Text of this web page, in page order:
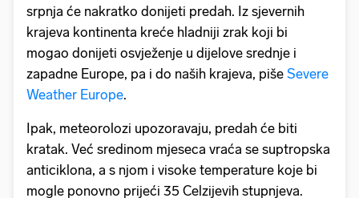
srpnja će nakratko donijeti predah. Iz sjevernih
krajeva kontinenta kreće hladniji zrak koji bi
mogao donijeti osvježenje u dijelove srednje i
zapadne Europe, pa i do naših krajeva, piše Severe
Weather Europe.
Ipak, meteorolozi upozoravaju, predah će biti
kratak. Već sredinom mjeseca vraća se suptropska
anticiklona, a s njom i visoke temperature koje bi
mogle ponovno prijeći 35 Celzijevih stupnjeva.